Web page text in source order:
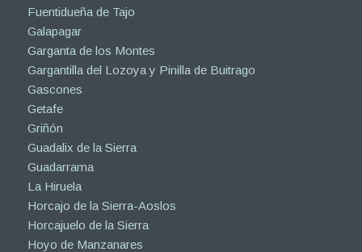
Fuentidueña de Tajo
Galapagar
Garganta de los Montes
Gargantilla del Lozoya y Pinilla de Buitrago
Gascones
Getafe
Griñón
Guadalix de la Sierra
Guadarrama
La Hiruela
Horcajo de la Sierra-Aoslos
Horcajuelo de la Sierra
Hoyo de Manzanares